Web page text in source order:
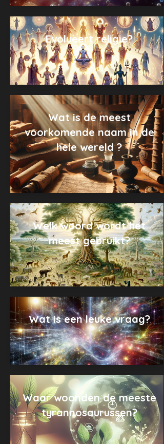
Evolueert religie?
Wat is de meest
voorkomende naam in de
hele wereld ?
Welk woord wordt het
meest gebruikt?
Wat is een leuke vraag?
Waar woonden de meeste
tyrannosaurussen?